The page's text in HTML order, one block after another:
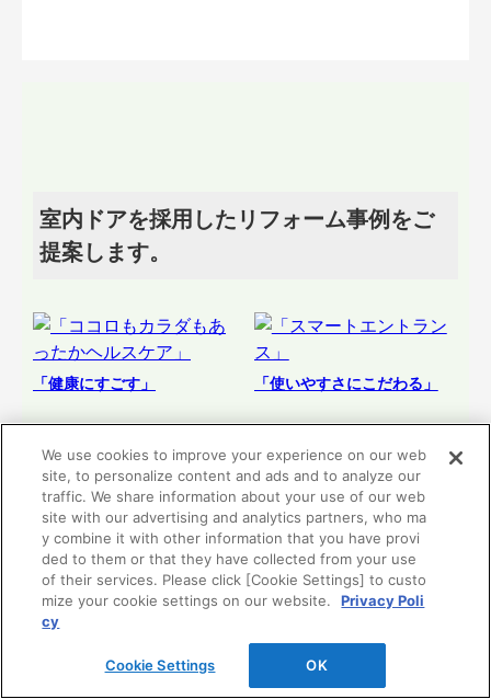
室内ドアを採用したリフォーム事例をご
提案します。
「健康にすごす」
たかヘルスケア」
リフォーム提案
を見る
「使いやすさにこだわる」
ス」
リフォーム提案
を見る
We use cookies to improve your experience on our web
site, to personalize content and ads and to analyze our
traffic. We share information about your use of our web
site with our advertising and analytics partners, who ma
y combine it with other information that you have provi
ded to them or that they have collected from your use
of their services. Please click [Cookie Settings] to custo
mize your cookie settings on our website.
Privacy Poli
cy
Cookie Settings OK